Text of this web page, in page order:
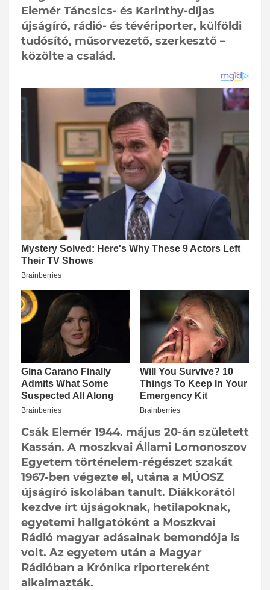
Elemér Táncsics- és Karinthy-díjas
újságíró, rádió- és tévériporter, külföldi
tudósító, műsorvezető, szerkesztő –
közölte a család.
Csák Elemér 1944. május 20-án született
Kassán. A moszkvai Állami Lomonoszov
Egyetem történelem-régészet szakát
1967-ben végezte el, utána a MÚOSZ
újságíró iskolában tanult. Diákkorától
kezdve írt újságoknak, hetilapoknak,
egyetemi hallgatóként a Moszkvai
Rádió magyar adásainak bemondója is
volt. Az egyetem után a Magyar
Rádióban a Krónika riportereként
alkalmazták.